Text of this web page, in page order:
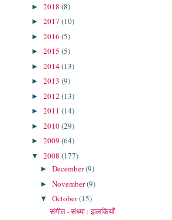
► 2018 (8)
► 2017 (10)
► 2016 (5)
► 2015 (5)
► 2014(13)
► 2013 (9)
► 2012 (13)
► 2011 (14)
► 2010(29)
► 2009 (64)
▼ 2008 (177)
►December(9)
►November(9)
▼October(15)
संगीत - संध्या : झलकियाँ